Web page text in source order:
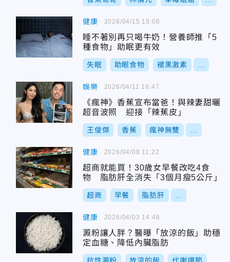
健康
睡不著別再只喝牛奶！營養師推「5
種食物」助眠更有效
失眠 助眠食物 褪黑激素
2026/04/15 15:06
娛樂
《瘋神》香蕉宣布當爸！與辣妻甜曬
超音波照 迎接「辣蕉皮」
王俊傑 香蕉 瘋神無雙
2026/04/11 16:47
健康
超商就能買！30歲女早餐改吃4食
物 脂肪肝全消失「3個月瘦5公斤」
超商 早餐 脂肪肝
2026/04/08 11:22
健康
澱粉讓人胖？醫曝「放涼的飯」助穩
定血糖、降低內臟脂肪
2026/04/03 14:48